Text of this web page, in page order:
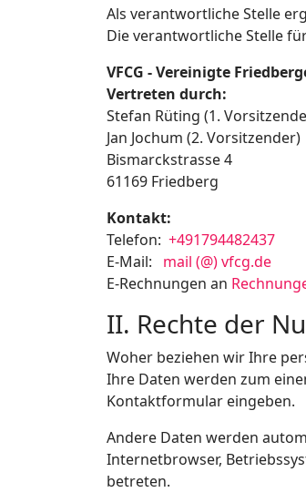
Als verantwortliche Stelle
Die verantwortliche Stelle
VFCG - Vereinigte
Vertreten durch:
Stefan Rüting (1.
Jan Jochum (2. Vorsitzender)
Bismarckstrasse 4
61169 Friedberg
Kontakt:
Telefon: +491794482437
E-Mail: mail (@) vfcg.de
E-Rechnungen an
II. Rechte der
Woher beziehen wir Ihre
Ihre Daten werden zum
Kontaktformular eingeben.
Andere Daten werden
Internetbrowser,
betreten.